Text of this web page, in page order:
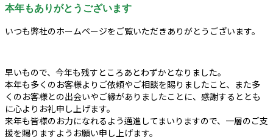
本年もありがとうございます
いつも弊社のホームページをご覧いただきありがとうございます。
早いもので、今年も残すところあとわずかとなりました。
本年も多くのお客様よりご依頼やご相談を賜りましたこと、また多
くのお客様との出会いやご縁がありましたことに、感謝するととも
に心よりお礼申し上げます。
来年も皆様のお力になれるよう邁進してまいりますので、一層のご支
援を賜りますようお願い申し上げます。